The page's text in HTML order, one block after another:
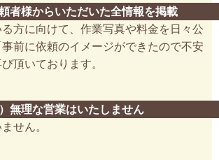
者様からいただいた全情報を掲載
方に向けて、作業写真や料金を日々公
前に依頼のイメージができたので不安
頂いております。
）無理な営業はいたしません
せん。